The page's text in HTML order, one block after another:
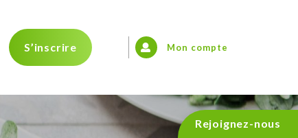
S’inscrire Mon compte
Rejoignez-nous